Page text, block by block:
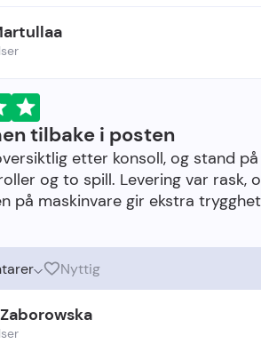
tilbake i posten
etter konsoll, og stand
og to spill. Levering var
på maskinvare gir ekstra
Nyttig